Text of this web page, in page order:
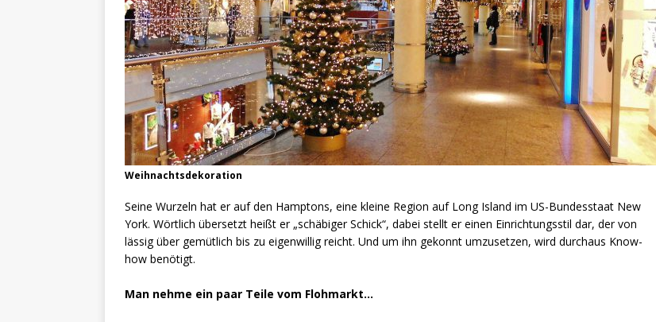
Weihnachtsdekoration
Seine Wurzeln hat er auf den Hamptons, eine kleine Region auf Long Island im US-Bundesstaat New
York. Wörtlich übersetzt heißt er „schäbiger Schick“, dabei stellt er einen Einrichtungsstil dar, der von
lässig über gemütlich bis zu eigenwillig reicht. Und um ihn gekonnt umzusetzen, wird durchaus Know-
how benötigt.
Man nehme ein paar Teile vom Flohmarkt…